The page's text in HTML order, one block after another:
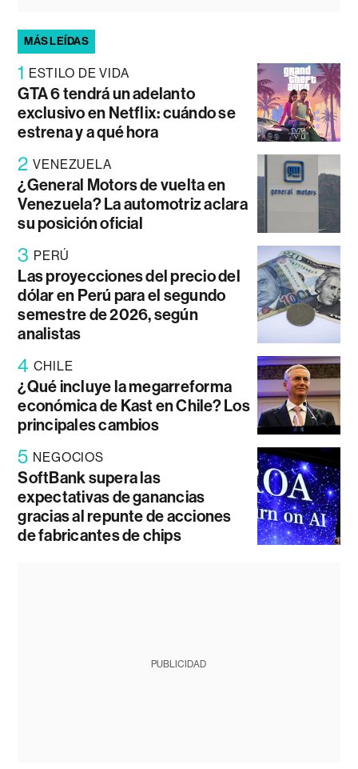
MÁS LEÍDAS
1 ESTILO DE VIDA
GTA 6 tendrá un adelanto
exclusivo en Netflix: cuándo se
estrena y a qué hora
2 VENEZUELA
¿General Motors de vuelta en
Venezuela? La automotriz aclara
su posición oficial
3 PERÚ
Las proyecciones del precio del
dólar en Perú para el segundo
semestre de 2026, según
analistas
4 CHILE
¿Qué incluye la megarreforma
económica de Kast en Chile? Los
principales cambios
5 NEGOCIOS
SoftBank supera las
expectativas de ganancias
gracias al repunte de acciones
de fabricantes de chips
PUBLICIDAD